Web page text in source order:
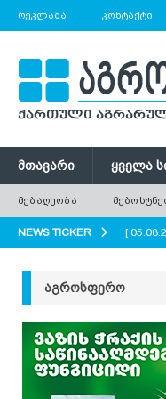
ᲠᲔᲙᲚᲐᲛᲐ ᲙᲝᲜᲢᲐᲥᲢᲘ
ᲛᲗᲐᲕᲐᲠᲘ ᲧᲕᲔᲚᲐ
ᲛᲔᲑᲐᲦᲔᲝᲑᲐ
NEWS TICKER [
[
[
ᲐᲒᲠᲝᲡᲤᲔᲠᲝ